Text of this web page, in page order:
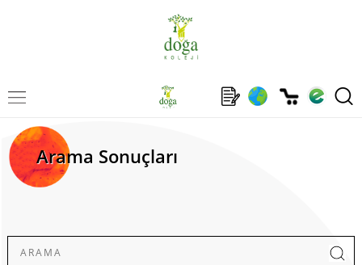
Arama Sonuçları